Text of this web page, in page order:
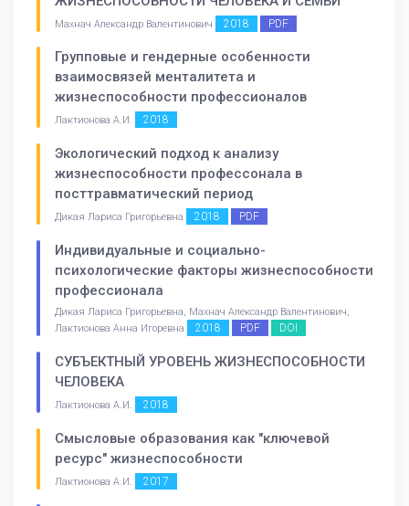
Махнач Александр Валентинович 2018 PDF
Групповые и гендерные особенности
взаимосвязей менталитета и
жизнеспособности профессионалов
Лактионова А.И. 2018
Экологический подход к анализу
жизнеспособности профессонала в
посттравматический период
Дикая Лариса Григорьевна 2018 PDF
Индивидуальные и социально-
психологические факторы жизнеспособности
профессионала
Дикая Лариса Григорьевна, Махнач Александр Валентинович,
Лактионова Анна Игоревна
2018 PDF DOI
СУБЪЕКТНЫЙ УРОВЕНЬ ЖИЗНЕСПОСОБНОСТИ
ЧЕЛОВЕКА
Лактионова А.И. 2018
Смысловые образования как "ключевой
ресурс" жизнеспособности
Лактионова А.И. 2017